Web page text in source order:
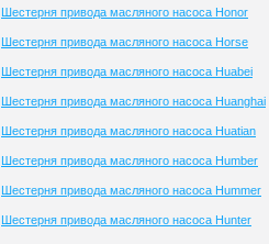
Шестерня привода масляного насоса Honor
Шестерня привода масляного насоса Horse
Шестерня привода масляного насоса Huabei
Шестерня привода масляного насоса Huanghai
Шестерня привода масляного насоса Huatian
Шестерня привода масляного насоса Humber
Шестерня привода масляного насоса Hummer
Шестерня привода масляного насоса Hunter